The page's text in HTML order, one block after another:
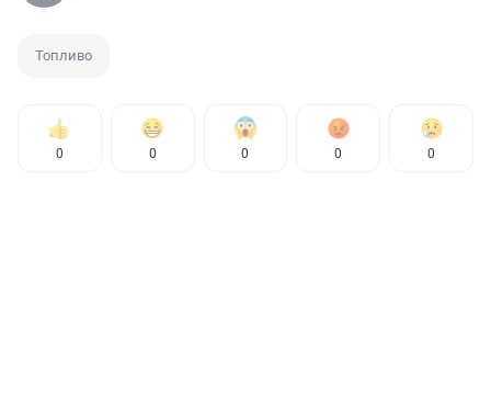
Топливо
0 0 0 0 0